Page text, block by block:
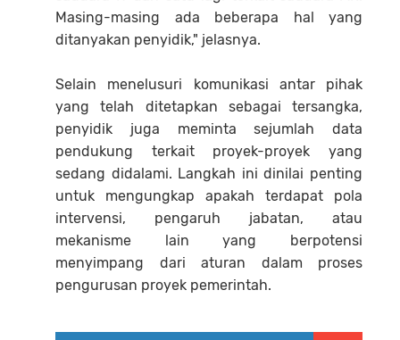
Masing-masing ada beberapa hal yang
ditanyakan penyidik," jelasnya.
Selain menelusuri komunikasi antar pihak
yang telah ditetapkan sebagai tersangka,
penyidik juga meminta sejumlah data
pendukung terkait proyek-proyek yang
sedang didalami. Langkah ini dinilai penting
untuk mengungkap apakah terdapat pola
intervensi, pengaruh jabatan, atau
mekanisme lain yang berpotensi
menyimpang dari aturan dalam proses
pengurusan proyek pemerintah.